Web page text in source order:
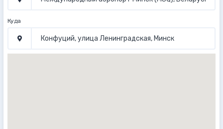
Куда